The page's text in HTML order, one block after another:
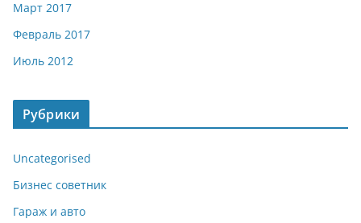
Март 2017
Февраль 2017
Июль 2012
Рубрики
Uncategorised
Бизнес советник
Гараж и авто